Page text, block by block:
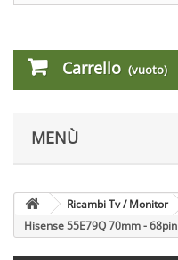
Carrello (vuoto)
MENÙ
Ricambi Tv / Monitor
Hisense 55E79Q 70mm - 68pin